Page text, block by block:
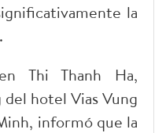
la
Thi Thanh Ha,
hotel Vias Vung
informó que la